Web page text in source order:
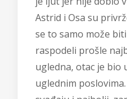
Astrid i Osa su
se to samo može
raspodeli prošle
ugledna, otac je bio
uglednim